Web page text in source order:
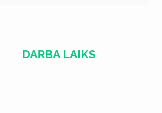
DARBA LAIKS